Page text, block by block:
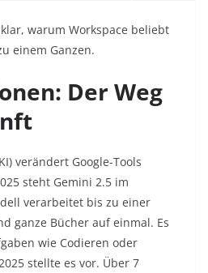
warum Workspace beliebt
einem Ganzen.​
Der Weg
verändert Google-Tools
steht Gemini 2.5 im
verarbeitet bis zu einer
ganze Bücher auf einmal. Es
wie Codieren oder
stellte es vor. Über 7